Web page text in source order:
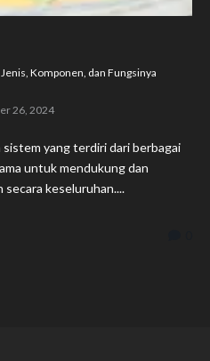
Komponen, dan Fungsinya
26, 2024
yang terdiri dari berbagai
untuk mendukung dan
secara keseluruhan....